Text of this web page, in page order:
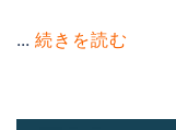
... 続きを読む